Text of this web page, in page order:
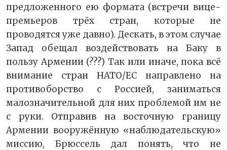
предложенного ею формата (встречи вице-
премьеров трёх стран, которые не
проводятся уже давно). Дескать, в этом случае
Запад обещал воздействовать на Баку в
пользу Армении (???) Так или иначе, пока всё
внимание стран НАТО/ЕС направлено на
противоборство с Россией, заниматься
малозначительной для них проблемой им не
с руки. Отправив на восточную границу
Армении вооружённую «наблюдательскую»
миссию, Брюссель дал понять, что не